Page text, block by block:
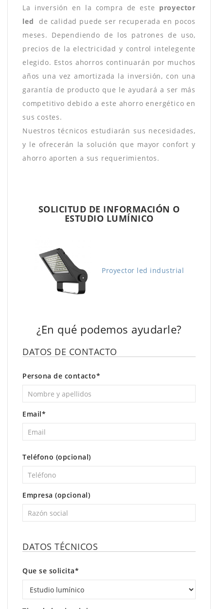
La inversión en la compra de este proyector
led de calidad puede ser recuperada en pocos
meses. Dependiendo de los patrones de uso,
precios de la electricidad y control intelegente
elegido. Estos ahorros continuarán por muchos
años una vez amortizada la inversión, con una
garantía de producto que le ayudará a ser más
competitivo debido a este ahorro energético en
sus costes.
Nuestros técnicos estudiarán sus necesidades,
y le ofrecerán la solución que mayor confort y
ahorro aporten a sus requerimientos.
SOLICITUD DE INFORMACIÓN O
ESTUDIO LUMÍNICO
Proyector led industrial
¿En qué podemos ayudarle?
DATOS DE CONTACTO
Persona de contacto*
Email*
Teléfono (opcional)
Empresa (opcional)
DATOS TÉCNICOS
Que se solicita*